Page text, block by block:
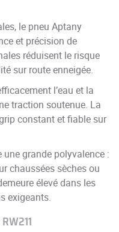
le pneu Aptany
et précision de
réduisent le risque
sur route enneigée.
l’eau et la
traction soutenue. La
constant et fiable sur
grande polyvalence :
chaussées sèches ou
élevé dans les
exigeants.